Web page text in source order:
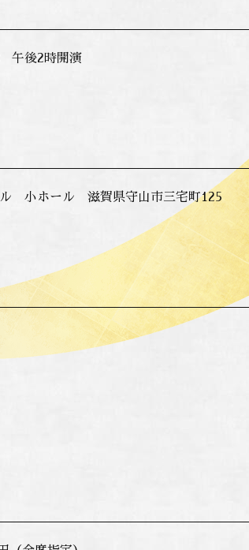
午後2時開演
ル 小ホール 滋賀県守山市三宅町125